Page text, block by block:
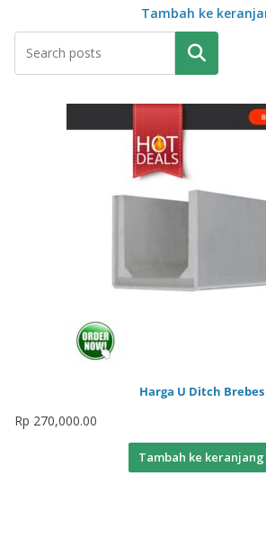
Tambah ke
Pencarian
Harga U Ditch Brebes
Rp 270,000.00
Tambah ke keranjang